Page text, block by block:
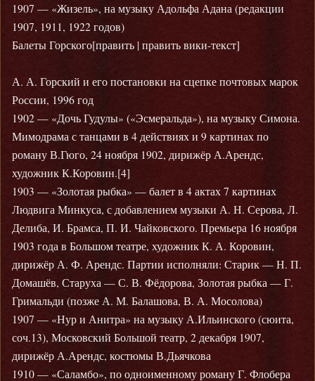
1907 — «Жизель», на музыку Адольфа Адана (редакции
1907, 1911, 1922 годов)
Балеты Горского[править | править вики-текст]
А. А. Горский и его постановки на сцепке почтовых марок
России, 1996 год
1902 — «Дочь Гудулы» («Эсмеральда»), на музыку Симона.
Мимодрама с танцами в 4 действиях и 9 картинах по
роману В.Гюго, 24 ноября 1902, дирижёр А.Арендс,
художник К.Коровин.[4]
1903 — «Золотая рыбка» — балет в 4 актах 7 картинах
Людвига Минкуса, с добавлением музыки А. Н. Серова, Л.
Делиба, И. Брамса, П. И. Чайковского. Премьера 16 ноября
1903 года в Большом театре, художник К. А. Коровин,
дирижёр А. Ф. Арендс. Партии исполняли: Старик — Н. П.
Домашёв, Старуха — С. В. Фёдорова, Золотая рыбка — Г.
Гримальди (позже А. М. Балашова, В. А. Мосолова)
1907 — «Нур и Анитра» на музыку А.Ильинского (сюита,
соч.13), Московский Большой театр, 2 декабря 1907,
дирижёр А.Арендс, костюмы В.Дьячкова
1910 — «Саламбо», по одноименному роману Г. Флобера